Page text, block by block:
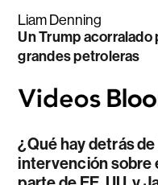
Liam Denning
Un Trump
grandes petroleras
¿Qué hay detrás
intervención sobre